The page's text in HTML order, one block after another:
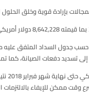
بإرادة قوية وخلق
جدول السداد المتفق
تسديد دفعات الصيانة، كما
وقت ممكن للإيفاء بالالتزمات